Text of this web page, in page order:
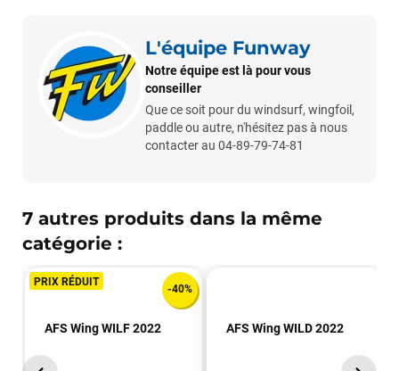
L'équipe Funway
Notre équipe est là pour vous
conseiller
Que ce soit pour du windsurf, wingfoil,
paddle ou autre, n'hésitez pas à nous
contacter au 04-89-79-74-81
7 autres produits dans la même
catégorie :
PRIX RÉDUIT
-40%
AFS Wing WILF 2022 AFS Wing WILD 2022
Sébastien BACHELIER
il y a un mois
Cela faisait 6 mois que je galérais à remplacer ma board eux
m'ont trouvé une pépite à laquelle je n'aurais jamais pensé !
Excellent conseil excellent prix et en plus super sympas. Merci
encore pour cette severne dyno !
L'envoi a été rapide. La voile est arrivée en super état.
Mauruuru roa.
VOIR TOUS LES AVIS